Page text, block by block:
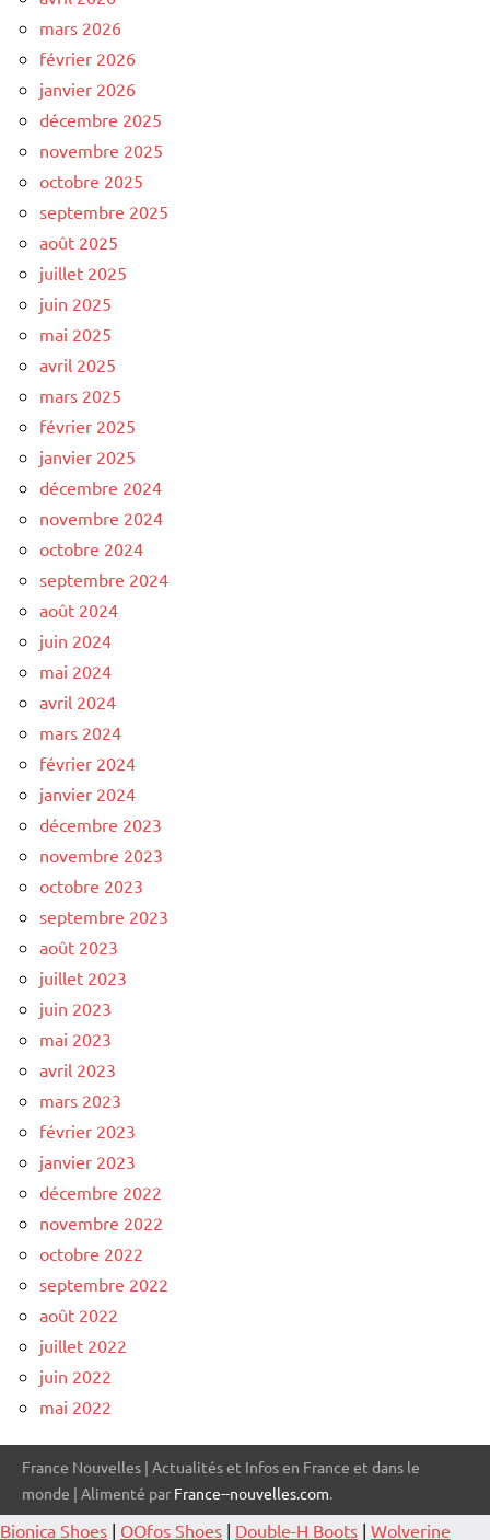
mars 2026
février 2026
janvier 2026
décembre 2025
novembre 2025
octobre 2025
septembre 2025
août 2025
juillet 2025
juin 2025
mai 2025
avril 2025
mars 2025
février 2025
janvier 2025
décembre 2024
novembre 2024
octobre 2024
septembre 2024
août 2024
juin 2024
mai 2024
avril 2024
mars 2024
février 2024
janvier 2024
décembre 2023
novembre 2023
octobre 2023
septembre 2023
août 2023
juillet 2023
juin 2023
mai 2023
avril 2023
mars 2023
février 2023
janvier 2023
décembre 2022
novembre 2022
octobre 2022
septembre 2022
août 2022
juillet 2022
juin 2022
mai 2022
France Nouvelles | Actualités et Infos en France et dans le
monde | Alimenté par France--nouvelles.com.
Bionica Shoes | OOfos Shoes | Double-H Boots | Wolverine